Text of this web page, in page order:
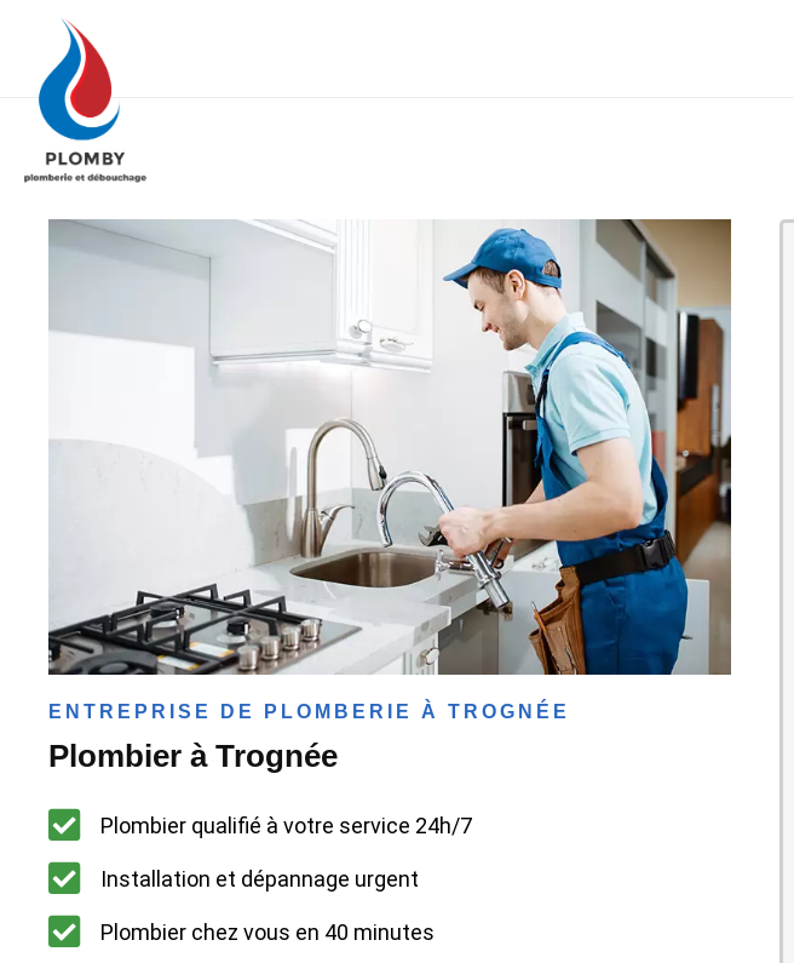
ENTREPRISE DE PLOMBERIE À TROGNÉE
Plombier à Trognée
Plombier qualifié à votre service 24h/7
Installation et dépannage urgent
Plombier chez vous en 40 minutes